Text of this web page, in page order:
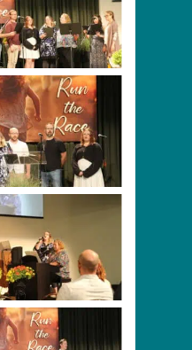
family
their gift of
music
family
their gift of
music
Lawson family
their gift of
music